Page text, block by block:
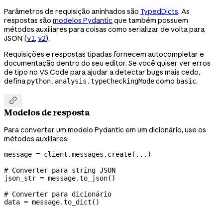
Parâmetros de requisição aninhados são TypedDicts. As
respostas são modelos Pydantic que também possuem
métodos auxiliares para coisas como serializar de volta para
JSON (v1, v2).
Requisições e respostas tipadas fornecem autocompletar e
documentação dentro do seu editor. Se você quiser ver erros
de tipo no VS Code para ajudar a detectar bugs mais cedo,
defina python.analysis.typeCheckingModecomo basic.

Modelos de resposta
Para converter um modelo Pydantic em um dicionário, use os
métodos auxiliares:
message = client.messages.create( ... )
# Converter para string JSON
json_str = message.to_json()
# Converter para dicionário
data = message.to_dict()